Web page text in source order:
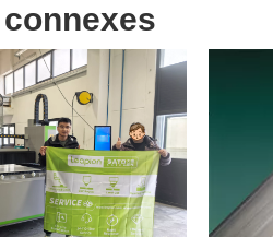
à fibre révolutionnent la